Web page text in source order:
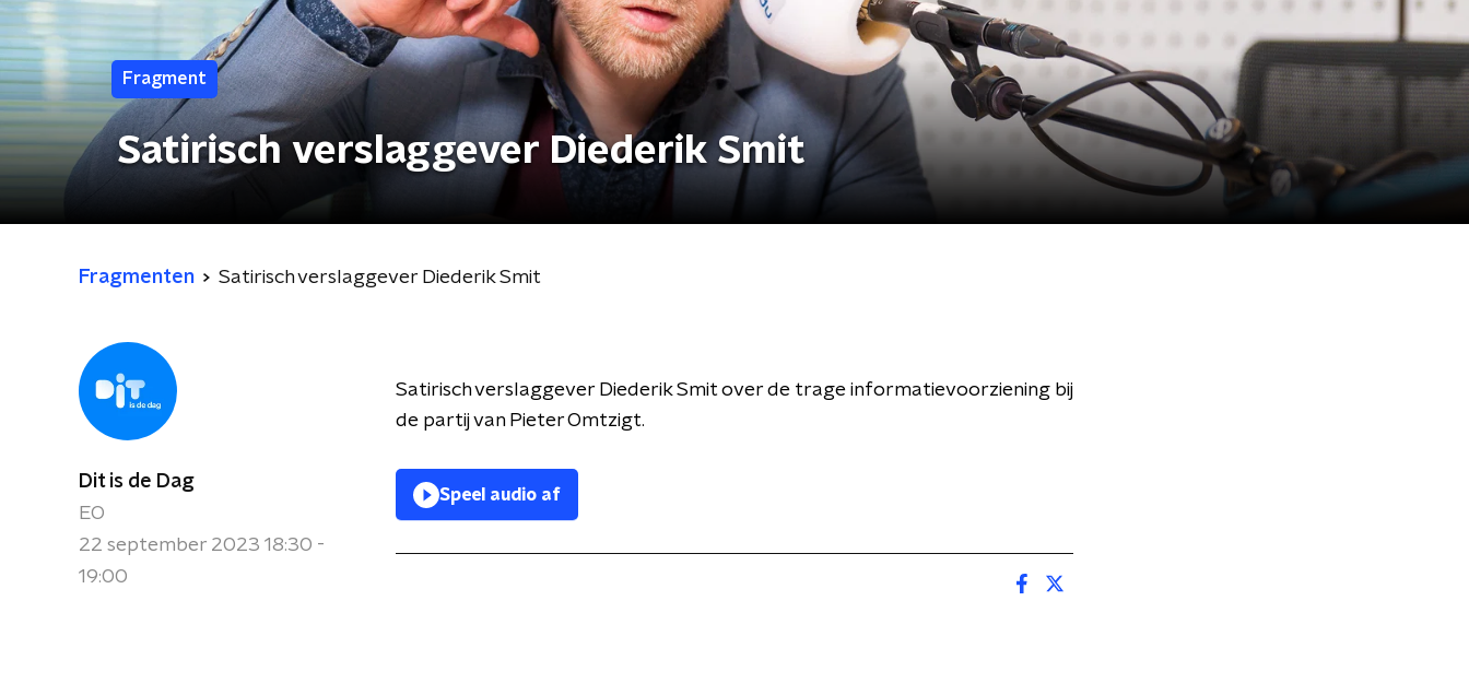
Fragment
Satirisch verslaggever Diederik Smit
Fragmenten Satirisch verslaggever Diederik Smit
Dit is de Dag
EO
22 september 2023 18:30 -
19:00
Satirisch verslaggever Diederik Smit over de trage informatievoorziening bij
de partij van Pieter Omtzigt.
Speel audio af